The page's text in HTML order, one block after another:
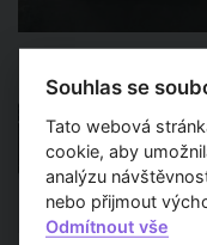
Souhlas se
Tato webová
cookie, aby
analýzu
nebo přijmout
Odmítnout vše